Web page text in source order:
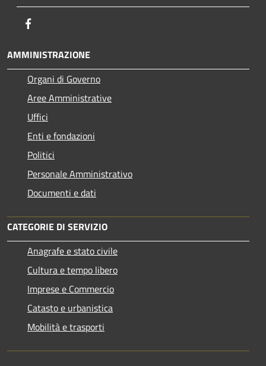
AMMINISTRAZIONE
Organi di Governo
Aree Amministrative
Uffici
Enti e fondazioni
Politici
Personale Amministrativo
Documenti e dati
CATEGORIE DI SERVIZIO
Anagrafe e stato civile
Cultura e tempo libero
Imprese e Commercio
Catasto e urbanistica
Mobilità e trasporti